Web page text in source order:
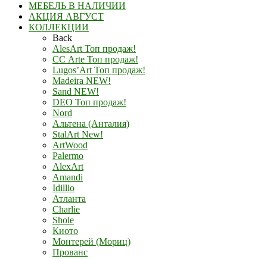
МЕБЕЛЬ В НАЛИЧИИ
АКЦИЯ АВГУСТ
КОЛЛЕКЦИИ
Back
AlesArt Топ продаж!
СС Arte Топ продаж!
Lugos’Art Топ продаж!
Madeira NEW!
Sand NEW!
DEO Топ продаж!
Nord
Альтена (Анталия)
StalArt New!
ArtWood
Palermo
AlexArt
Amandi
Idillio
Атланта
Charlie
Shole
Киото
Монтерей (Мориц)
Прованс